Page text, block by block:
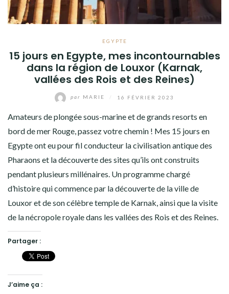
EGYPTE
15 jours en Egypte, mes incontournables
dans la région de Louxor (Karnak,
vallées des Rois et des Reines)
par MARIE 16 FÉVRIER 2023
Amateurs de plongée sous-marine et de grands resorts en
bord de mer Rouge, passez votre chemin ! Mes 15 jours en
Egypte ont eu pour fil conducteur la civilisation antique des
Pharaons et la découverte des sites qu’ils ont construits
pendant plusieurs millénaires. Un programme chargé
d’histoire qui commence par la découverte de la ville de
Louxor et de son célèbre temple de Karnak, ainsi que la visite
de la nécropole royale dans les vallées des Rois et des Reines.
Partager :
J’aime ça :